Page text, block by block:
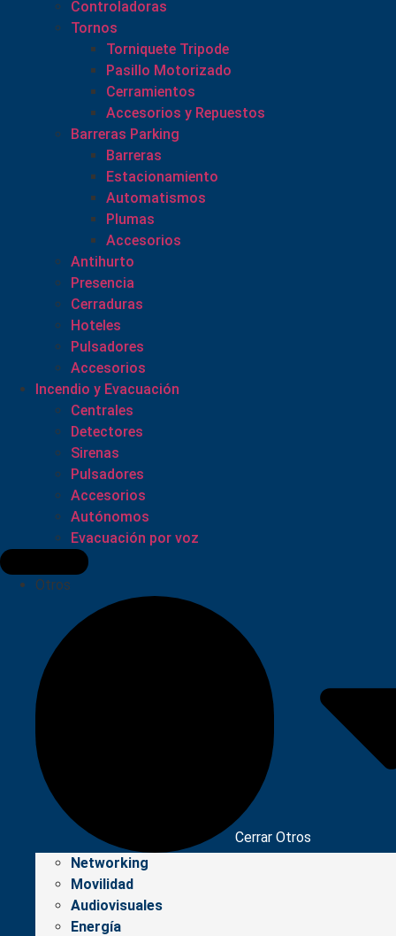
Controladoras
Tornos
Torniquete Tripode
Pasillo Motorizado
Cerramientos
Accesorios y Repuestos
Barreras Parking
Barreras
Estacionamiento
Automatismos
Plumas
Accesorios
Antihurto
Presencia
Cerraduras
Hoteles
Pulsadores
Accesorios
Incendio y Evacuación
Centrales
Detectores
Sirenas
Pulsadores
Accesorios
Autónomos
Evacuación por voz
Otros
Cerrar Otros
Networking
Movilidad
Audiovisuales
Energía